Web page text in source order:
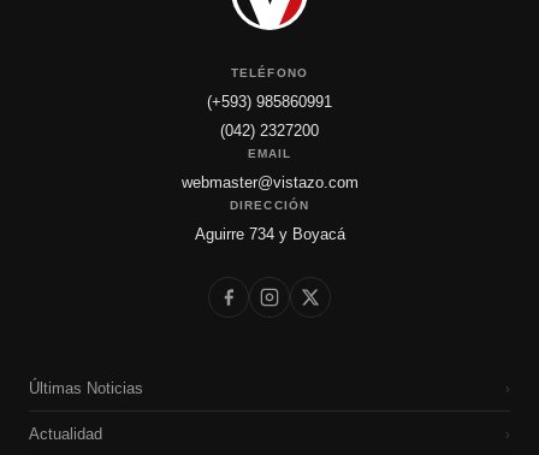
TELÉFONO
(+593) 985860991
(042) 2327200
EMAIL
webmaster@vistazo.com
DIRECCIÓN
Aguirre 734 y Boyacá
Últimas Noticias ›
Actualidad ›